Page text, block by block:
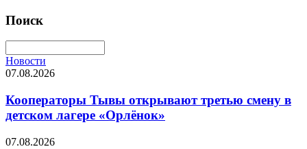
Поиск
Новости
07.08.2026
Кооператоры Тывы открывают третью смену в
детском лагере «Орлёнок»
07.08.2026